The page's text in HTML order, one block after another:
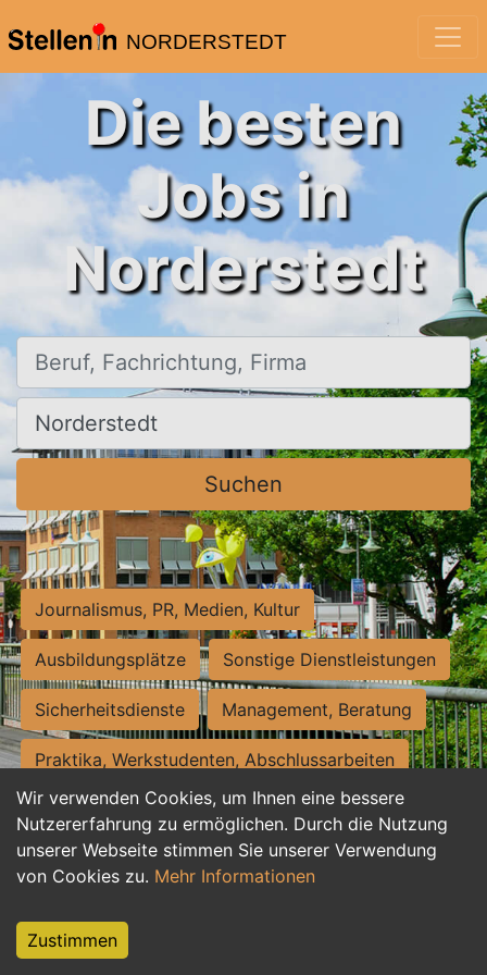
NORDERSTEDT
Wir verwenden Cookies, um Ihnen eine bessere
Nutzererfahrung zu ermöglichen. Durch die Nutzung
unserer Webseite stimmen Sie unserer Verwendung
von Cookies zu. Mehr Informationen
Zustimmen
Die besten
Jobs in
Norderstedt
Beruf, Fachrichtung, Firma
Ort, Stadt
Suchen
Journalismus, PR, Medien, Kultur
Ausbildungsplätze Sonstige Dienstleistungen
Sicherheitsdienste Management, Beratung
Praktika, Werkstudenten, Abschlussarbeiten
Personalwesen Assistenz, Sekretariat
Hilfskräfte, Aushilfs- und Nebenjobs
Weiterbildung, Studium, duale Ausbildung